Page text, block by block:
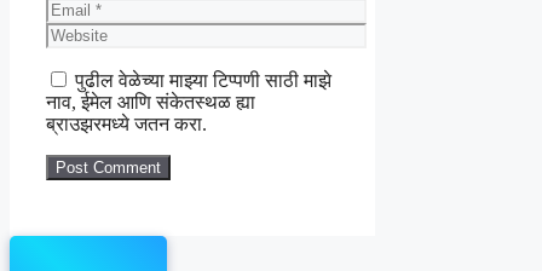
Email
Website
पुढील वेळेच्या माझ्या टिप्पणी साठी माझे
नाव, ईमेल आणि संकेतस्थळ ह्या
ब्राउझरमध्ये जतन करा.